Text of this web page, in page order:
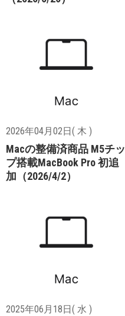
2026年04月02日( 木 )
Macの整備済商品 M5チッ
プ搭載MacBook Pro 初追
加（2026/4/2）
2025年06月18日( 水 )